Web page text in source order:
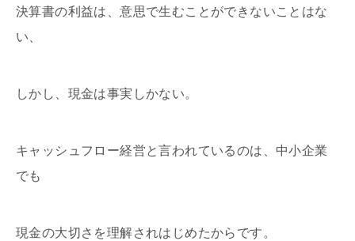
決算書の利益は、意思で生むことができないことはな
い、
しかし、現金は事実しかない。
キャッシュフロー経営と言われているのは、中小企業
でも
現金の大切さを理解されはじめたからです。